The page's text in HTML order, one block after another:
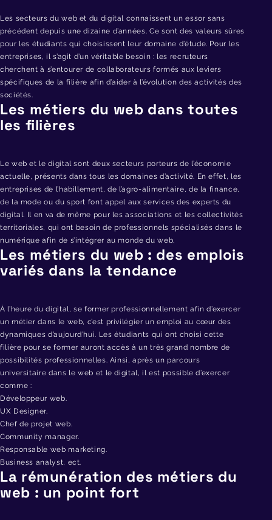
Les secteurs du web et du digital connaissent un essor sans
précédent depuis une dizaine d’années. Ce sont des valeurs sûres
pour les étudiants qui choisissent leur domaine d’étude. Pour les
entreprises, il s’agit d’un véritable besoin : les recruteurs
cherchent à s’entourer de collaborateurs formés aux leviers
spécifiques de la filière afin d’aider à l’évolution des activités des
sociétés.
Les métiers du web dans toutes
les filières
Le web et le digital sont deux secteurs porteurs de l’économie
actuelle, présents dans tous les domaines d’activité. En effet, les
entreprises de l’habillement, de l’agro-alimentaire, de la finance,
de la mode ou du sport font appel aux services des experts du
digital. Il en va de même pour les associations et les collectivités
territoriales, qui ont besoin de professionnels spécialisés dans le
numérique afin de s’intégrer au monde du web.
Les métiers du web : des emplois
variés dans la tendance
À l’heure du digital, se former professionnellement afin d’exercer
un métier dans le web, c’est privilégier un emploi au cœur des
dynamiques d’aujourd’hui. Les étudiants qui ont choisi cette
filière pour se former auront accès à un très grand nombre de
possibilités professionnelles. Ainsi, après un parcours
universitaire dans le web et le digital, il est possible d’exercer
comme :
Développeur web.
UX Designer.
Chef de projet web.
Community manager.
Responsable web marketing.
Business analyst, ect.
La rémunération des métiers du
web : un point fort